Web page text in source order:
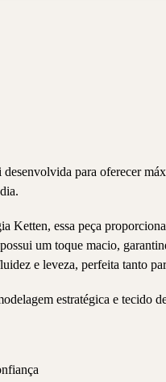
para oferecer
Ketten, essa peça
um toque macio,
e leveza, perfeita tanto
estratégica e tecido